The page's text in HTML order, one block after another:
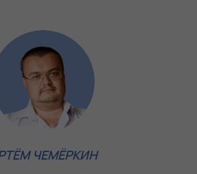
ЧЕМЁРКИН